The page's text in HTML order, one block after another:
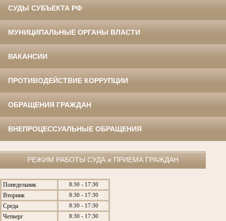
СУДЫ СУБЪЕКТА РФ
МУНИЦИПАЛЬНЫЕ ОРГАНЫ ВЛАСТИ
ВАКАНСИИ
ПРОТИВОДЕЙСТВИЕ КОРРУПЦИИ
ОБРАЩЕНИЯ ГРАЖДАН
ВНЕПРОЦЕССУАЛЬНЫЕ ОБРАЩЕНИЯ
РЕЖИМ РАБОТЫ СУДА и ПРИЕМА ГРАЖДАН
Понедельник 8:30 - 17:30
Вторник 8:30 - 17:30
Среда 8:30 - 17:30
Четверг 8:30 - 17:30